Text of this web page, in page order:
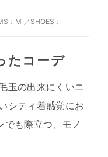
：M ／SHOES：
たコーデ
玉の出来にくいニ
シティ着感覚にお
でも際立つ、モノ